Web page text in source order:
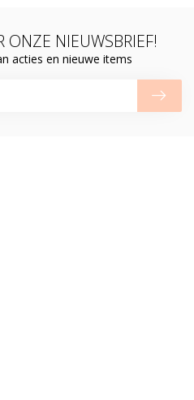
ONZE NIEUWSBRIEF!
acties en nieuwe items